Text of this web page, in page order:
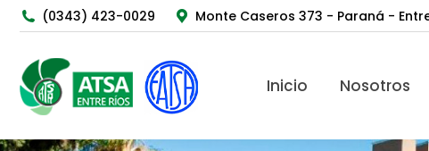
(0343) 423-0029 Monte Caseros 373 - Paraná -
Inicio Nosotros
Inicio Nosotros